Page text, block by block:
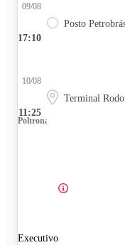
17:10
09/08
Posto
11:25
10/08
Terminal
Poltrona
Executivo